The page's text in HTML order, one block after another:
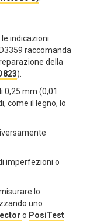
le indicazioni
raccomanda
della
).
0,25 mm (0,01
come il legno, lo
imperfezioni o
lo
uno
o PosiTest